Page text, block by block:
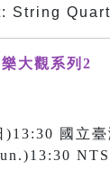
String
大觀系列2
)13:30 國立